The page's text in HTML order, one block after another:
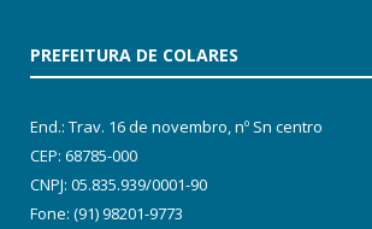
PREFEITURA DE COLARES
End.: Trav. 16 de novembro, nº Sn centro
CEP: 68785-000
CNPJ: 05.835.939/0001-90
Fone: (91) 98201-9773